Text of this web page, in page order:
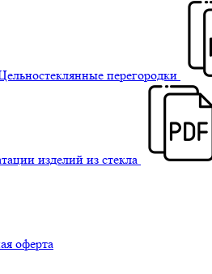
перегородки
изделий из стекла
оферта